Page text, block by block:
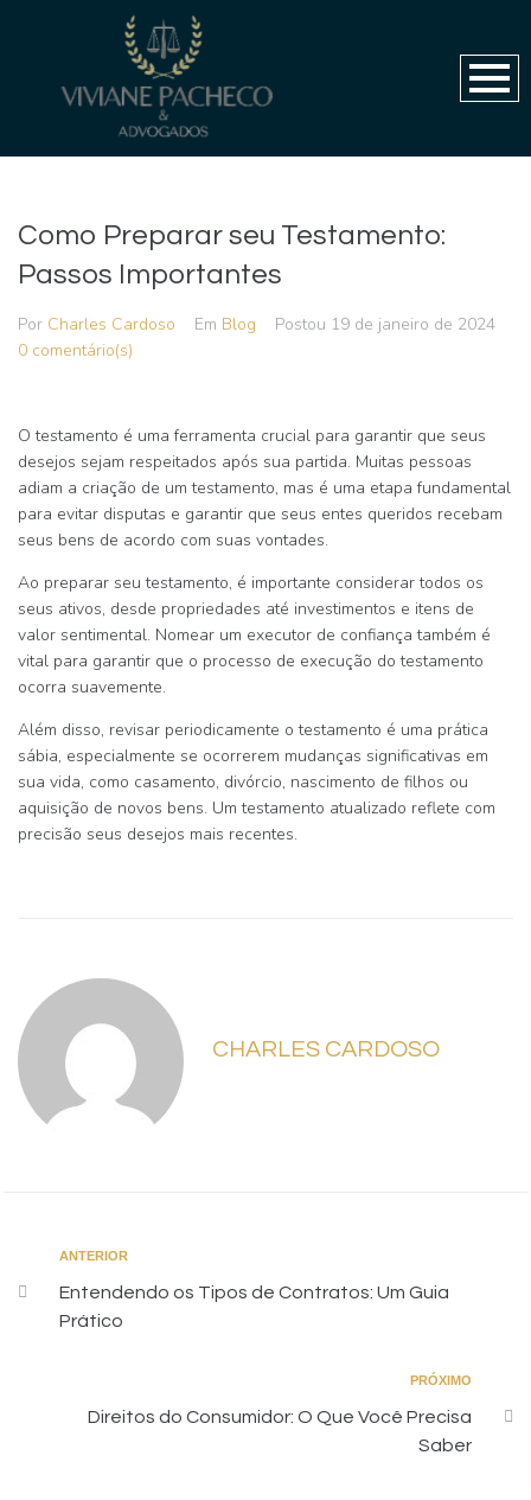
Como Preparar seu Testamento:
Passos Importantes
Por Charles Cardoso Em Blog Postou 19 de janeiro de 2024
0 comentário(s)
O testamento é uma ferramenta crucial para garantir que seus
desejos sejam respeitados após sua partida. Muitas pessoas
adiam a criação de um testamento, mas é uma etapa fundamental
para evitar disputas e garantir que seus entes queridos recebam
seus bens de acordo com suas vontades.
Ao preparar seu testamento, é importante considerar todos os
seus ativos, desde propriedades até investimentos e itens de
valor sentimental. Nomear um executor de confiança também é
vital para garantir que o processo de execução do testamento
ocorra suavemente.
Além disso, revisar periodicamente o testamento é uma prática
sábia, especialmente se ocorrerem mudanças significativas em
sua vida, como casamento, divórcio, nascimento de filhos ou
aquisição de novos bens. Um testamento atualizado reflete com
precisão seus desejos mais recentes.
CHARLES CARDOSO
ANTERIOR
Entendendo os Tipos de Contratos: Um Guia
Prático
PRÓXIMO
Direitos do Consumidor: O Que Você Precisa
Saber